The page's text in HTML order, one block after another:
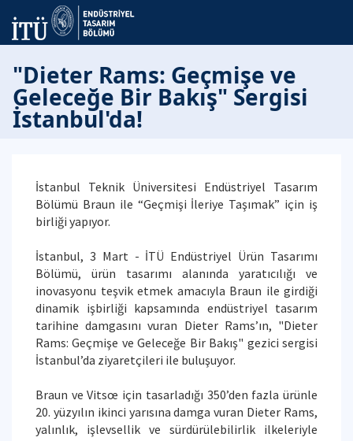
"Dieter Rams: Geçmişe ve
Geleceğe Bir Bakış" Sergisi
İstanbul'da!
İstanbul Teknik Üniversitesi Endüstriyel Tasarım
Bölümü Braun ile “Geçmişi İleriye Taşımak” için iş
birliği yapıyor.
İstanbul, 3 Mart - İTÜ Endüstriyel Ürün Tasarımı
Bölümü, ürün tasarımı alanında yaratıcılığı ve
inovasyonu teşvik etmek amacıyla Braun ile girdiği
dinamik işbirliği kapsamında endüstriyel tasarım
tarihine damgasını vuran Dieter Rams’ın, "Dieter
Rams: Geçmişe ve Geleceğe Bir Bakış" gezici sergisi
İstanbul’da ziyaretçileri ile buluşuyor.
Braun ve Vitsœ için tasarladığı 350’den fazla ürünle
20. yüzyılın ikinci yarısına damga vuran Dieter Rams,
yalınlık, işlevsellik ve sürdürülebilirlik ilkeleriyle